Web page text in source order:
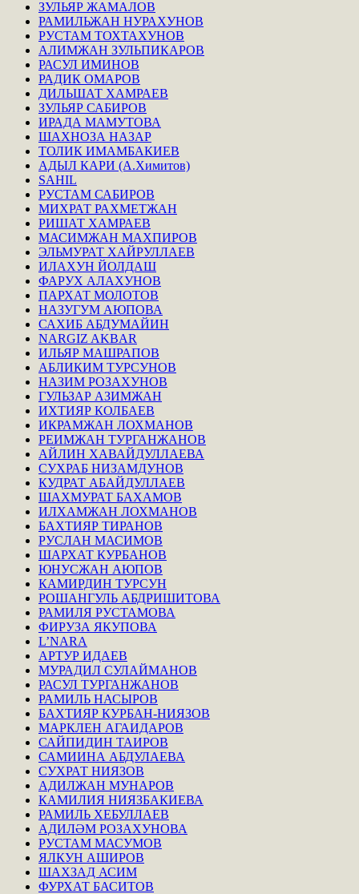
ЗУЛЬЯР ЖАМАЛОВ
РАМИЛЬЖАН НУРАХУНОВ
РУСТАМ ТОХТАХУНОВ
АЛИМЖАН ЗУЛЬПИКАРОВ
РАСУЛ ИМИНОВ
РАДИК ОМАРОВ
ДИЛЬШАТ ХАМРАЕВ
ЗУЛЬЯР САБИРОВ
ИРАДА МАМУТОВА
ШАХНОЗА НАЗАР
ТОЛИК ИМАМБАКИЕВ
АДЫЛ КАРИ (А.Химитов)
SAHIL
РУСТАМ САБИРОВ
МИХРАТ РАХМЕТЖАН
РИШАТ ХАМРАЕВ
МАСИМЖАН МАХПИРОВ
ЭЛЬМУРАТ ХАЙРУЛЛАЕВ
ИЛАХУН ЙОЛДАШ
ФАРУХ АЛАХУНОВ
ПАРХАТ МОЛОТОВ
НАЗУГУМ АЮПОВА
САХИБ АБДУМАЙИН
NARGIZ AKBAR
ИЛЬЯР МАШРАПОВ
АБЛИКИМ ТУРСУНОВ
НАЗИМ РОЗАХУНОВ
ГУЛЬЗАР АЗИМЖАН
ИХТИЯР КОЛБАЕВ
ИКРАМЖАН ЛОХМАНОВ
РЕИМЖАН ТУРГАНЖАНОВ
АЙЛИН ХАВАЙДУЛЛАЕВА
СУХРАБ НИЗАМДУНОВ
КУДРАТ АБАЙДУЛЛАЕВ
ШАХМУРАТ БАХАМОВ
ИЛХАМЖАН ЛОХМАНОВ
БАХТИЯР ТИРАНОВ
РУСЛАН МАСИМОВ
ШАРХАТ КУРБАНОВ
ЮНУСЖАН АЮПОВ
КАМИРДИН ТУРСУН
РОШАНГУЛЬ АБДРИШИТОВА
РАМИЛЯ РУСТАМОВА
ФИРУЗА ЯКУПОВА
L’NARA
АРТУР ИДАЕВ
МУРАДИЛ СУЛАЙМАНОВ
РАСУЛ ТУРГАНЖАНОВ
РАМИЛЬ НАСЫРОВ
БАХТИЯР КУРБАН-НИЯЗОВ
МАРКЛЕН АГАИДАРОВ
САЙПИДИН ТАИРОВ
САМИИНА АБДУЛАЕВА
СУХРАТ НИЯЗОВ
АДИЛЖАН МУНАРОВ
КАМИЛИЯ НИЯЗБАКИЕВА
РАМИЛЬ ХЕБУЛЛАЕВ
АДИЛӘМ РОЗАХУНОВА
РУСТАМ МАСУМОВ
ЯЛКУН АШИРОВ
ШАХЗАД АСИМ
ФУРХАТ БАСИТОВ